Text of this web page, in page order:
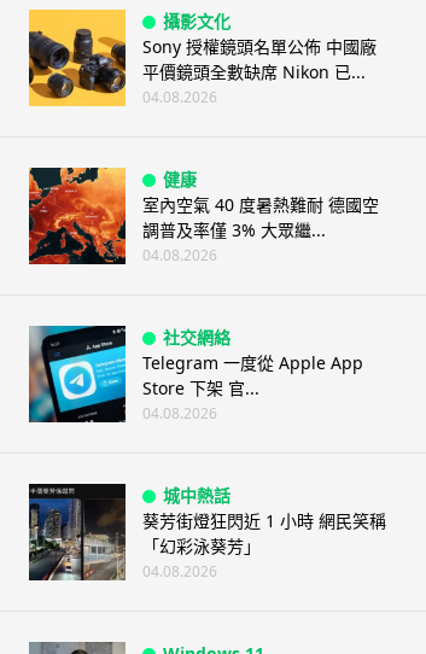
攝影文化
Sony 授權鏡頭名單公佈 中國廠
平價鏡頭全數缺席 Nikon 已...
04.08.2026
健康
室內空氣 40 度暑熱難耐 德國空
調普及率僅 3% 大眾繼...
04.08.2026
社交網絡
Telegram 一度從 Apple App
Store 下架 官...
04.08.2026
城中熱話
葵芳街燈狂閃近 1 小時 網民笑稱
「幻彩泳葵芳」
04.08.2026